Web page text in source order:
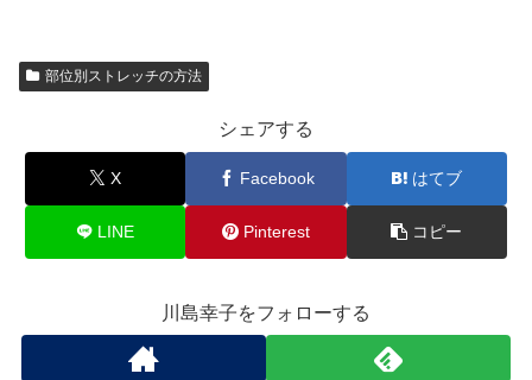
部位別ストレッチの方法
シェアする
X Facebook はてブ
LINE Pinterest コピー
川島幸子をフォローする